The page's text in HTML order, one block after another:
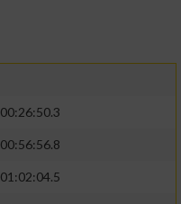
00:26:50.3
00:56:56.8
01:02:04.5